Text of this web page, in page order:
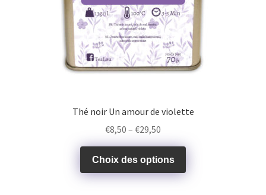
Thé noir Un amour de violette
€8,50 – €29,50
Choix des options